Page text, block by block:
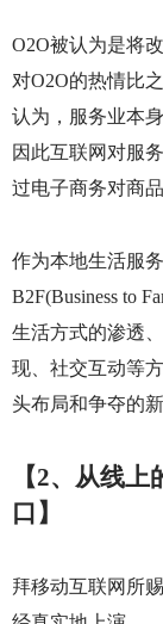
O2O被认为是将
对O2O的热情比
认为，服务业本
因此互联网对服
过电子商务对商
作为本地生活服
B2F(Business to
生活方式的渗透
现、社交互动等
头布局和争夺的新
【2、从线上
口】
拜移动互联网所